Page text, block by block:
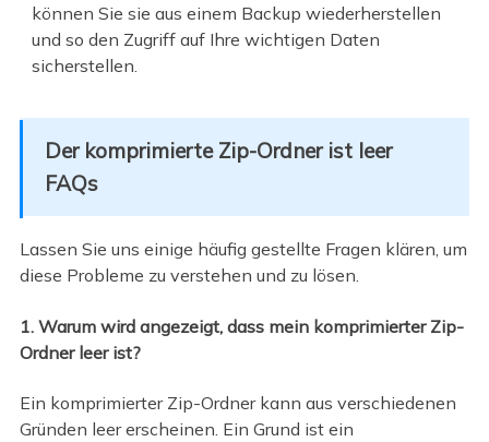
können Sie sie aus einem Backup wiederherstellen
und so den Zugriff auf Ihre wichtigen Daten
sicherstellen.
Der komprimierte Zip-Ordner ist leer
FAQs
Lassen Sie uns einige häufig gestellte Fragen klären, um
diese Probleme zu verstehen und zu lösen.
1. Warum wird angezeigt, dass mein komprimierter Zip-
Ordner leer ist?
Ein komprimierter Zip-Ordner kann aus verschiedenen
Gründen leer erscheinen. Ein Grund ist ein